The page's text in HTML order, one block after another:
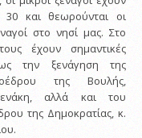
30 και θεωρούνται οι
στο νησί μας. Στο
έχουν σημαντικές
την ξενάγηση της
της Βουλής,
αλλά και του
της Δημοκρατίας, κ.